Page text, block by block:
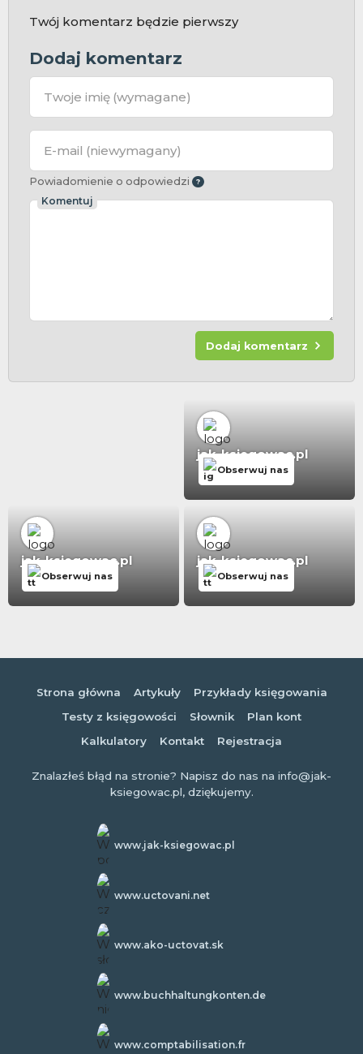
Twój komentarz będzie pierwszy
Dodaj komentarz
Twoje imię (wymagane)
E-mail (niewymagany)
Powiadomienie o odpowiedzi
Komentuj
Dodaj komentarz
jak-ksiegowac.pl
Obserwuj nas
jak-ksiegowac.pl
Obserwuj nas
jak-ksiegowac.pl
Obserwuj nas
Strona główna Artykuły
Przykłady księgowania
Testy z księgowości
Słownik
Plan kont
Kalkulatory
Kontakt Rejestracja
Znalazłeś błąd na stronie? Napisz do nas na info@jak-
ksiegowac.pl, dziękujemy.
www.jak-ksiegowac.pl
www.uctovani.net
www.ako-uctovat.sk
www.buchhaltungkonten.de
www.comptabilisation.fr